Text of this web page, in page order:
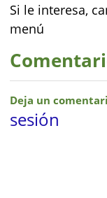
Si le interesa,
menú